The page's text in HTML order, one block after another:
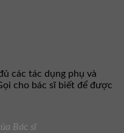
các tác dụng phụ và
cho bác sĩ biết để được
Bác sĩ